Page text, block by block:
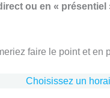
ou en « présentiel
faire le point et en
Choisissez un